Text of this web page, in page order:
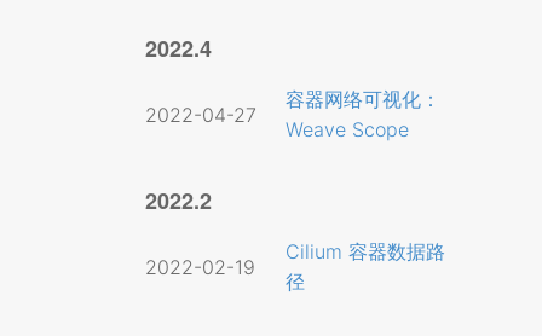
2022.4
2022-04-27
容器网络可视化：
Weave Scope
2022.2
2022-02-19
Cilium 容器数据路
径